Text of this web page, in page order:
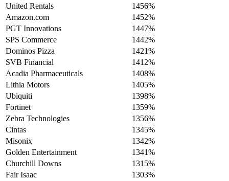
United Rentals
1456%
Amazon.com
1452%
PGT Innovations
1447%
SPS Commerce
1442%
Dominos Pizza
1421%
SVB Financial
1412%
Acadia Pharmaceuticals
1408%
Lithia Motors
1405%
Ubiquiti
1398%
Fortinet
1359%
Zebra Technologies
1356%
Cintas
1345%
Misonix
1342%
Golden Entertainment
1341%
Churchill Downs
1315%
Fair Isaac
1303%